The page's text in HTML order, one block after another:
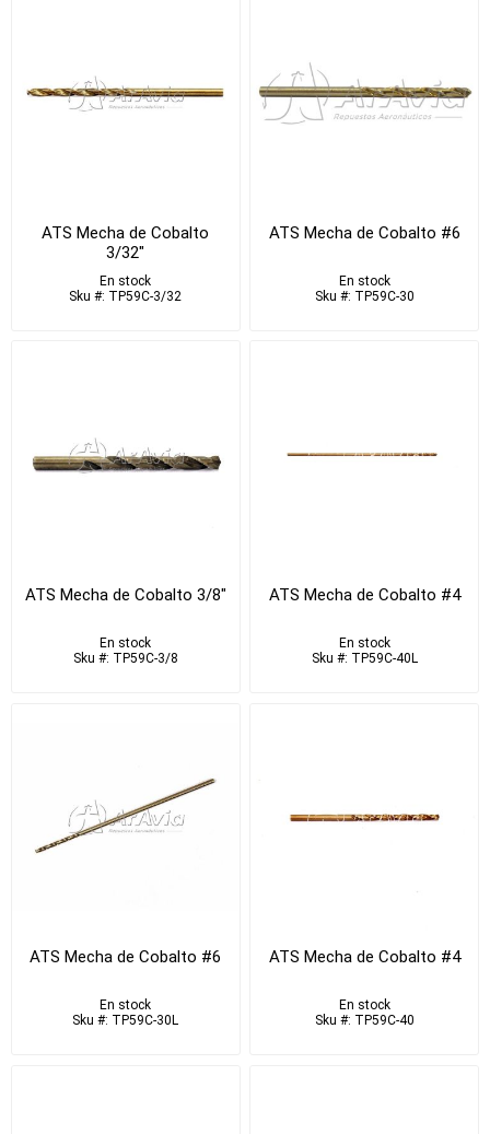
ATS Mecha de Cobalto
3/32"
En stock
Sku #: TP59C-3/32
ATS Mecha de Cobalto #6
En stock
Sku #: TP59C-30
ATS Mecha de Cobalto 3/8"
En stock
Sku #: TP59C-3/8
ATS Mecha de Cobalto #4
En stock
Sku #: TP59C-40L
ATS Mecha de Cobalto #6
En stock
Sku #: TP59C-30L
ATS Mecha de Cobalto #4
En stock
Sku #: TP59C-40